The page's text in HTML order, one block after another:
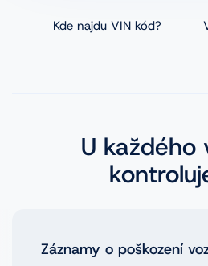
Naši partneři
Pro média
Kde najdu VIN kód?
U každého
Záznamy o poškození